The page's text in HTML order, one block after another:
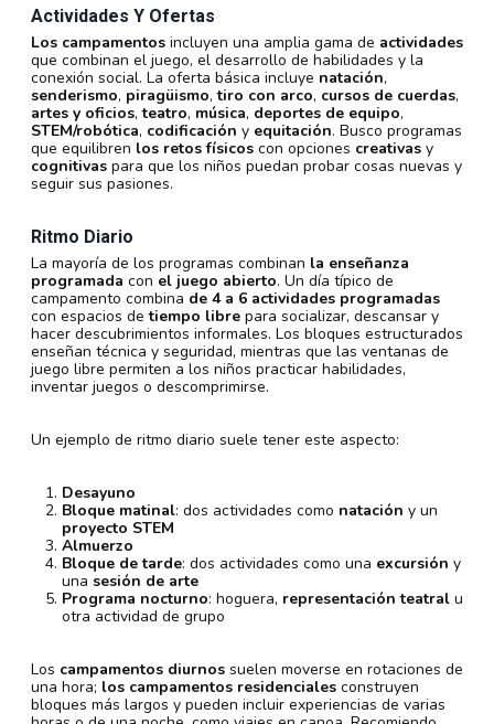
Actividades Y Ofertas
Los campamentos incluyen una amplia gama de actividades
que combinan el juego, el desarrollo de habilidades y la
conexión social. La oferta básica incluye natación,
senderismo, piragüismo,tiro con arco, cursos de cuerdas,
artes y oficios,teatro, música, deportes de equipo,
STEM/robótica, codificación y equitación. Busco programas
que equilibren los retos físicos con opciones creativas y
cognitivas para que los niños puedan probar cosas nuevas y
seguir sus pasiones.
Ritmo Diario
La mayoría de los programas combinan la enseñanza
programada con el juego abierto. Un día típico de
campamento combina de 4 a 6 actividades programadas
con espacios detiempo libre para socializar, descansar y
hacer descubrimientos informales. Los bloques estructurados
enseñan técnica y seguridad, mientras que las ventanas de
juego libre permiten a los niños practicar habilidades,
inventar juegos o descomprimirse.
Un ejemplo de ritmo diario suele tener este aspecto:
Desayuno
Bloque matinal: dos actividades como natación y un
proyecto STEM
Almuerzo
Bloque de tarde: dos actividades como una excursión y
una sesión de arte
Programa nocturno: hoguera, representación teatral u
otra actividad de grupo
Los campamentos diurnos suelen moverse en rotaciones de
una hora; los campamentos residenciales construyen
bloques más largos y pueden incluir experiencias de varias